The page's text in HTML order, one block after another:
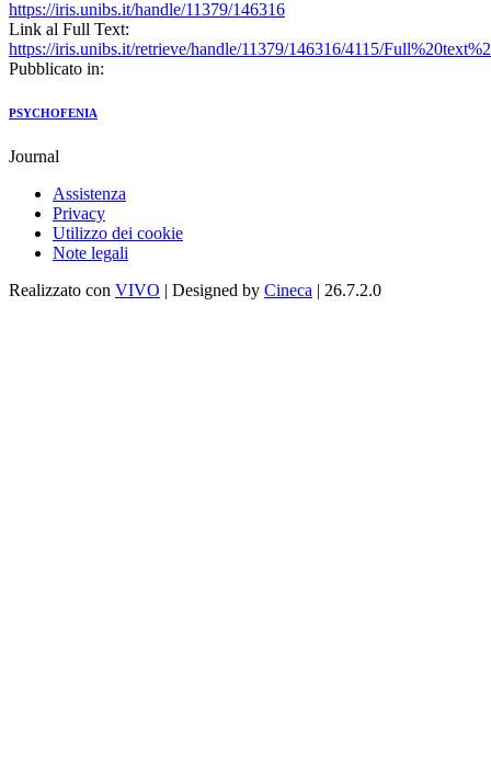
https://iris.unibs.it/handle/11379/146316
Link al Full Text:
https://iris.unibs.it/retrieve/handle/11379/146316/4115/
Pubblicato in:
PSYCHOFENIA
Journal
Assistenza
Privacy
Utilizzo dei cookie
Note legali
Realizzato con VIVO | Designed by Cineca | 26.7.2.0